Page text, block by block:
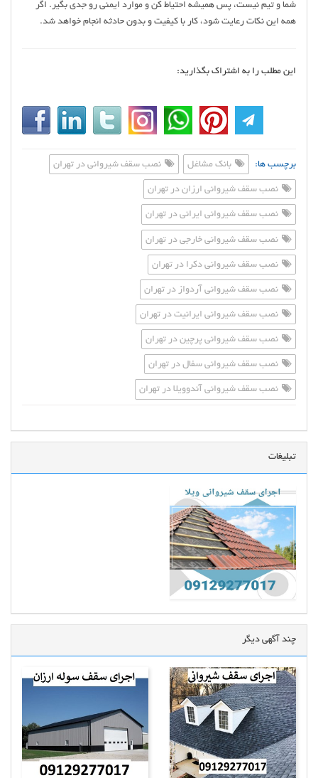
شما و تیم نیست، پس همیشه احتیاط کن و موارد ایمنی رو جدی بگیر. اگر
همه این نکات رعایت شود، کار با کیفیت و بدون حادثه انجام خواهد شد.
این مطلب را به اشتراک بگذارید:
برچسب ها: بانک مشاغل نصب سقف شیروانی در تهران
نصب سقف شیروانی ارزان در تهران
نصب سقف شیروانی ایرانی در تهران
نصب سقف شیروانی خارجی در تهران
نصب سقف شیروانی دکرا در تهران
نصب سقف شیروانی آردواز در تهران
نصب سقف شیروانی ایرانیت در تهران
نصب سقف شیروانی پرچین در تهران
نصب سقف شیروانی سفال در تهران
نصب سقف شیروانی آندوویلا در تهران
تبلیغات
چند آگهی دیگر